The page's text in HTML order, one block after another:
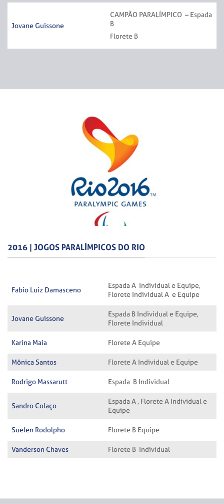
Jovane Guissone
CAMPÃO PARALÍMPICO – Espada
B
Florete B
2016 | JOGOS PARALÍMPICOS DO RIO
Fabio Luiz Damasceno
Espada A Individual e Equipe,
Florete Individual A e Equipe
Jovane Guissone
Espada B Individual e Equipe,
Florete Individual
Karina Maia
Florete A Equipe
Mônica Santos
Florete A Individual e Equipe
Rodrigo Massarutt
Espada B Individual
Sandro Colaço
Espada A , Florete A Individual e
Equipe
Suelen Rodolpho
Florete B Equipe
Vanderson Chaves
Florete B Individual